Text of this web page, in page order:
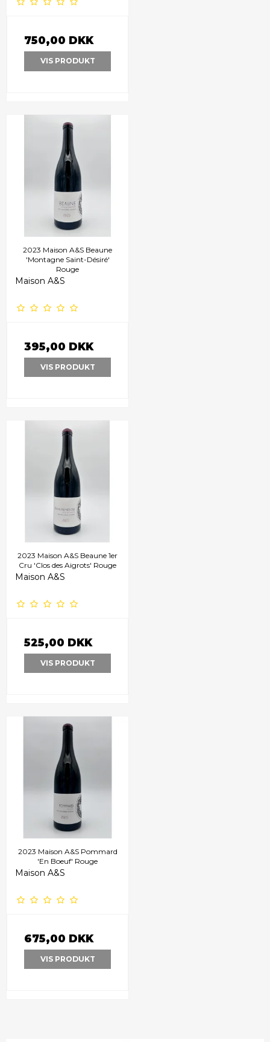
750,00 DKK
VIS PRODUKT
2023 Maison A&S Beaune
'Montagne Saint-Désiré'
Rouge
Maison A&S
395,00 DKK
VIS PRODUKT
2023 Maison A&S Beaune 1er
Cru 'Clos des Aigrots' Rouge
Maison A&S
525,00 DKK
VIS PRODUKT
2023 Maison A&S Pommard
'En Boeuf' Rouge
Maison A&S
675,00 DKK
VIS PRODUKT